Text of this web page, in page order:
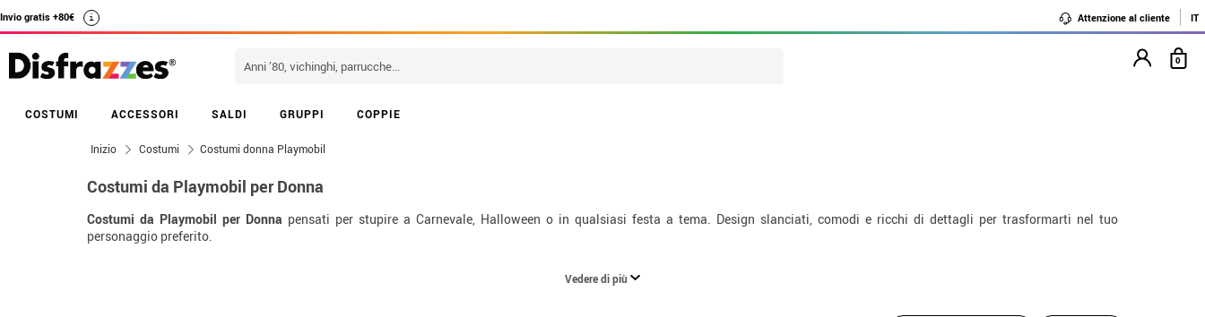
Invio gratis +80€ i Attenzione al cliente IT
COSTUMI ACCESSORI SALDI GRUPPI COPPIE
0
Inizio Costumi Costumi donna Playmobil
Costumi da Playmobil per Donna
Costumi da Playmobil per Donna pensati per stupire a Carnevale, Halloween o in qualsiasi festa a tema. Design slanciati, comodi e ricchi di dettagli per trasformarti nel tuo
personaggio preferito.
Vedere di più